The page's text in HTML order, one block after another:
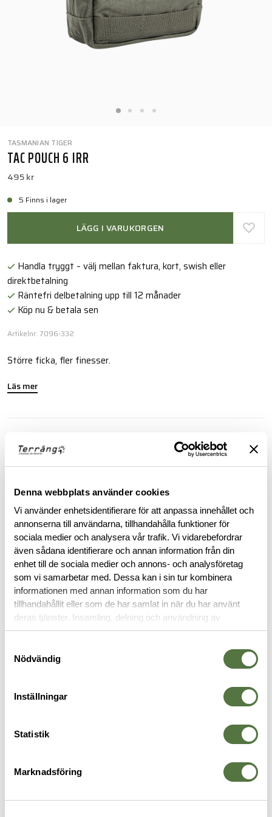
Denna webbplats använder cookies
Vi använder enhetsidentifierare för att anpassa innehållet och
annonserna till användarna, tillhandahålla funktioner för
sociala medier och analysera vår trafik. Vi vidarebefordrar
även sådana identifierare och annan information från din
enhet till de sociala medier och annons- och analysföretag
som vi samarbetar med. Dessa kan i sin tur kombinera
informationen med annan information som du har
tillhandahållit eller som de har samlat in när du har använt
deras tjänster. Insamling, delning och användning av
personuppgifter kan användas för personalisering av
Nödvändig
Inställningar
Statistik
Marknadsföring
TASMANIAN TIGER
TAC POUCH 6 IRR
495 kr
5 Finns i lager
LÄGG I VARUKORGEN
Handla tryggt – välj mellan faktura, kort, swish eller
direktbetalning
Räntefri delbetalning upp till 12 månader
Köp nu & betala sen
Artikelnr: 7096-332
Större ficka, fler finesser.
Läs mer
OM VARUMÄRKET
FICKOR & HÅLLARE
TT Pouch A5 WR IRR Stone
184 kr